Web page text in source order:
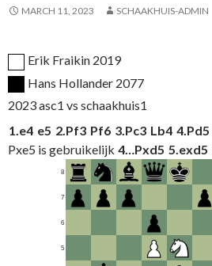
MARCH 11, 2023 SCHAAKHUIS-ADMIN
Erik Fraikin 2019
Hans Hollander 2077
2023 asc1 vs schaakhuis1
1.e4 e5 2.Pf3 Pf6 3.Pc3 Lb4 4.Pd5
Pxe5 is gebruikelijk 4…Pxd5 5.exd5
5
6
7
8